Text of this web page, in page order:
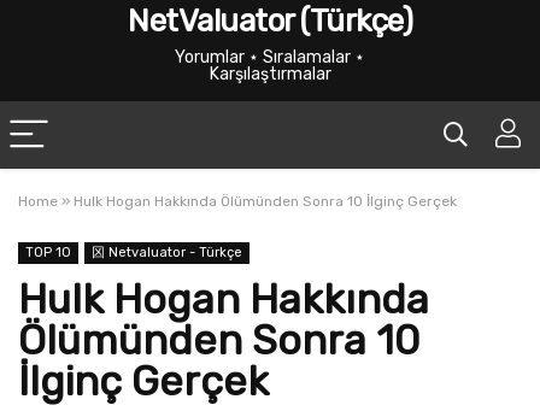
NetValuator (Türkçe)
Yorumlar ⋆ Sıralamalar ⋆
Karşılaştırmalar
Home » Hulk Hogan Hakkında Ölümünden Sonra 10 İlginç Gerçek
TOP 10 龱 Netvaluator - Türkçe
Hulk Hogan Hakkında
Ölümünden Sonra 10
İlginç Gerçek